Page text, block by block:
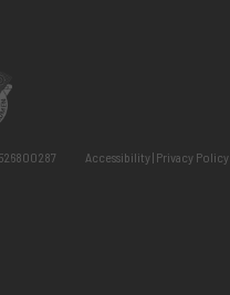
Accessibility Privacy Policy